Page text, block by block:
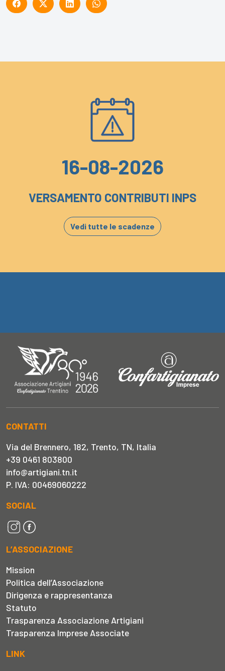
16-08-2026
VERSAMENTO CONTRIBUTI INPS
Vedi tutte le scadenze
CONTATTI
Via del Brennero, 182, Trento, TN, Italia
+39 0461 803800
info@artigiani.tn.it
P. IVA: 00469060222
SOCIAL
L’ASSOCIAZIONE
Mission
Politica dell’Associazione
Dirigenza e rappresentanza
Statuto
Trasparenza Associazione Artigiani
Trasparenza Imprese Associate
LINK